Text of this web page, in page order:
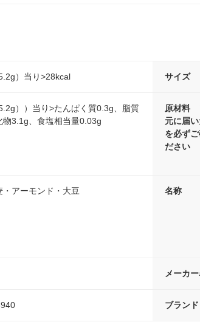
）当り>28kcal サイズ
））当り>たんぱく質0.3g、脂質
物3.1g、食塩相当量0.03g
原材料
元に届
を必ずご
ださい
・アーモンド・大豆 名称
メーカー
ブランド